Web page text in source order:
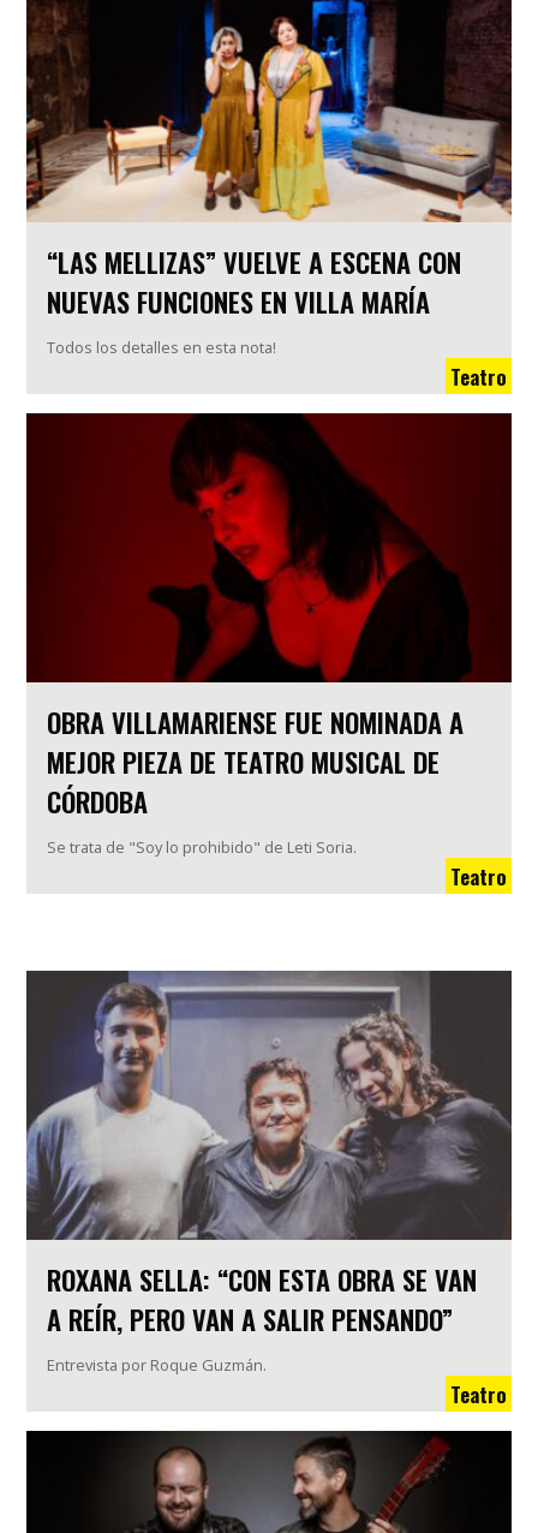
“LAS MELLIZAS” VUELVE A ESCENA CON
NUEVAS FUNCIONES EN VILLA MARÍA
Todos los detalles en esta nota!
Teatro
OBRA VILLAMARIENSE FUE NOMINADA A
MEJOR PIEZA DE TEATRO MUSICAL DE
CÓRDOBA
Se trata de "Soy lo prohibido" de Leti Soria.
Teatro
ROXANA SELLA: “CON ESTA OBRA SE VAN
A REÍR, PERO VAN A SALIR PENSANDO”
Entrevista por Roque Guzmán.
Teatro